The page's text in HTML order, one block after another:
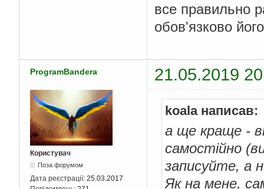
все правильно
обов'язково
ProgramBandera 21.05.2019
Користувач
Поза форумом
Дата реєстрації: 25.03.2017
koala написав:
а ще краще -
самостійно
записуйте, а
Як на мене,